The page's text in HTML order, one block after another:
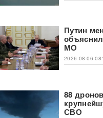
Путин
МО
2026-08-06
88
СВО